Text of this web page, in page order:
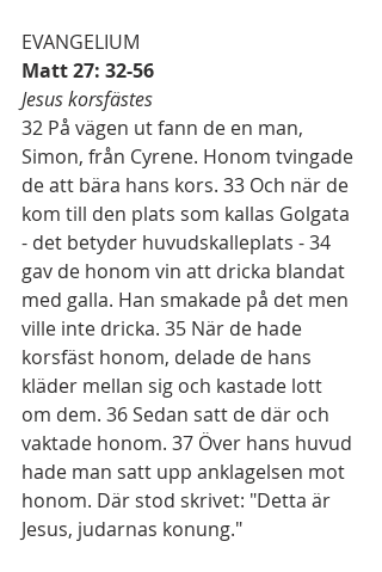
EVANGELIUM
Matt 27: 32-56
Jesus korsfästes
32 På vägen ut fann de en man,
Simon, från Cyrene. Honom tvingade
de att bära hans kors. 33 Och när de
kom till den plats som kallas Golgata
- det betyder huvudskalleplats - 34
gav de honom vin att dricka blandat
med galla. Han smakade på det men
ville inte dricka. 35 När de hade
korsfäst honom, delade de hans
kläder mellan sig och kastade lott
om dem. 36 Sedan satt de där och
vaktade honom. 37 Över hans huvud
hade man satt upp anklagelsen mot
honom. Där stod skrivet: "Detta är
Jesus, judarnas konung."